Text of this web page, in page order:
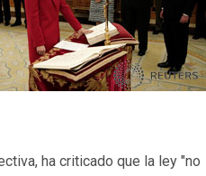
ha criticado que la ley "no